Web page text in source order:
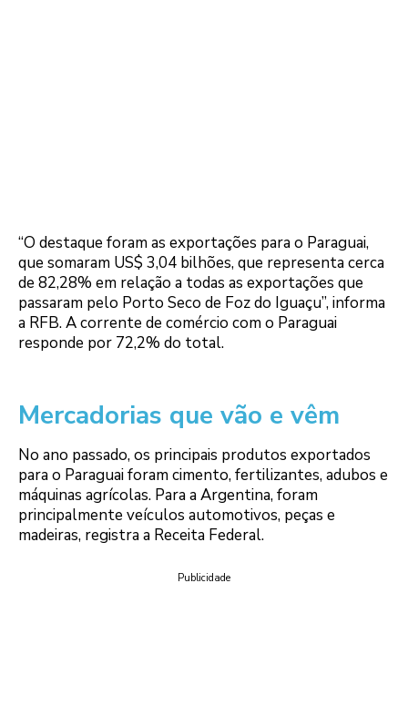
“O destaque foram as exportações para o Paraguai,
que somaram US$ 3,04 bilhões, que representa cerca
de 82,28% em relação a todas as exportações que
passaram pelo Porto Seco de Foz do Iguaçu”, informa
a RFB. A corrente de comércio com o Paraguai
responde por 72,2% do total.
Mercadorias que vão e vêm
No ano passado, os principais produtos exportados
para o Paraguai foram cimento, fertilizantes, adubos e
máquinas agrícolas. Para a Argentina, foram
principalmente veículos automotivos, peças e
madeiras, registra a Receita Federal.
Publicidade